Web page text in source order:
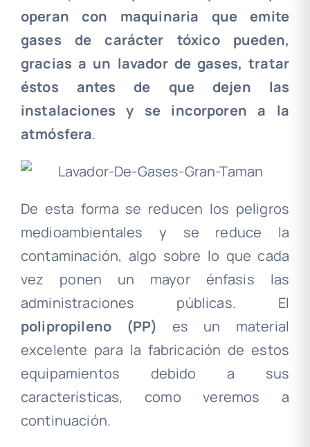
operan con maquinaria que emite
gases de carácter tóxico pueden,
gracias a un lavador de gases, tratar
éstos antes de que dejen las
instalaciones y se incorporen a la
atmósfera.
De esta forma se reducen los peligros
medioambientales y se reduce la
contaminación, algo sobre lo que cada
vez ponen un mayor énfasis las
administraciones públicas. El
polipropileno (PP) es un material
excelente para la fabricación de estos
equipamientos debido a sus
características, como veremos a
continuación.